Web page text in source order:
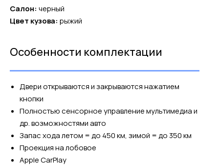
Салон: черный
Цвет кузова: рыжий
Особенности комплектации
Двери открываются и закрываются нажатием
кнопки
Полностью сенсорное управление мультимедиа и
др. возможностями авто
Запас хода летом = до 450 км, зимой = до 350 км
Проекция на лобовое
Apple CarPlay